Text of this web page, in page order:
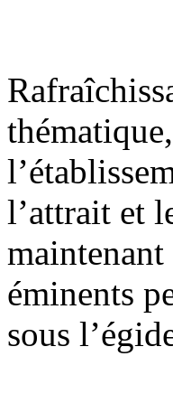
l’attrait et
éminents
sous